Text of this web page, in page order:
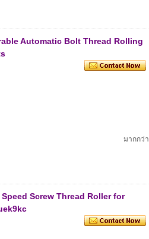
Automatic Bolt Thread Rolling
มากกว่า
Screw Thread Roller for